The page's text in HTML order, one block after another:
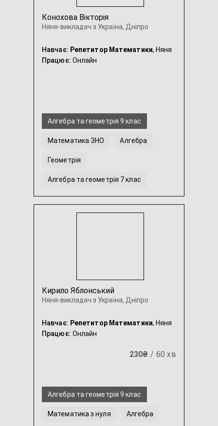
Конохова Вікторія
Няня-викладач з Україна, Дніпро
Навчає: Репетитор Математики, Няня
Працює: Онлайн
Алгебра та геометрія 9 клас
Математика ЗНО Алгебра
Геометрія
Алгебра та геометрія 7 клас
Алгебра та геометрія 8 клас ...
Кирило Яблонський
Няня-викладач з Україна, Дніпро
Навчає: Репетитор Математики, Няня
Працює: Онлайн
230₴ / 60 хв
Алгебра та геометрія 9 клас
Математика з нуля Алгебра